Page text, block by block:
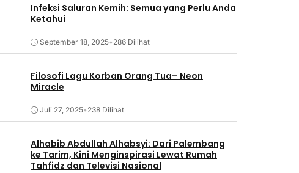
span>
Infeksi Saluran Kemih: Semua yang Perlu Anda
Ketahui
September 18, 2025• 286 Dilihat
Filosofi Lagu Korban Orang Tua– Neon
Miracle
Juli 27, 2025• 238 Dilihat
Alhabib Abdullah Alhabsyi: Dari Palembang
ke Tarim, Kini Menginspirasi Lewat Rumah
Tahfidz dan Televisi Nasional